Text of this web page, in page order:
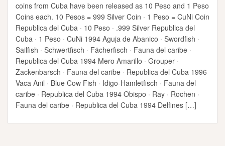
coins from Cuba have been released as 10 Peso and 1 Peso
Coins each. 10 Pesos = 999 Silver Coin · 1 Peso = CuNi Coin
Republica del Cuba · 10 Peso · .999 Silver Republica del
Cuba · 1 Peso · CuNi 1994 Aguja de Abanico · Swordfish ·
Sailfish · Schwertfisch · Fächerfisch · Fauna del caribe ·
Republica del Cuba 1994 Mero Amarillo · Grouper ·
Zackenbarsch · Fauna del caribe · Republica del Cuba 1996
Vaca Anil · Blue Cow Fish · Idigo-Hamletfisch · Fauna del
caribe · Republica del Cuba 1994 Obispo · Ray · Rochen ·
Fauna del caribe · Republica del Cuba 1994 Delfines […]